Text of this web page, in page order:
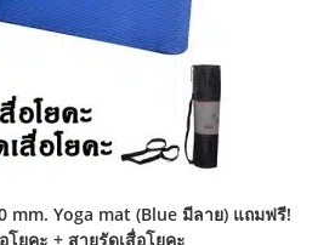
mm. Yoga mat (Blue มีลาย) แถมฟรี!
โยคะ + สายรัดเสื่อโยคะ